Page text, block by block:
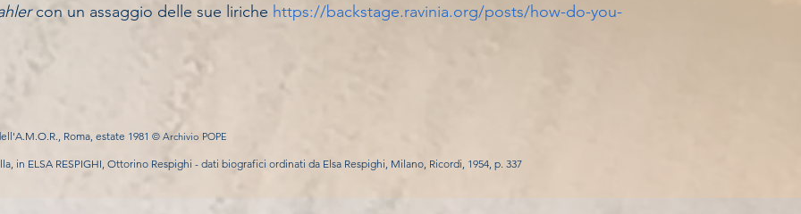
con un assaggio delle sue liriche https://backstage.ravinia.org/posts/how-do-you-
Roma, estate 1981 © Archivio POPE
in ELSA RESPIGHI, Ottorino Respighi - dati biografici ordinati da Elsa Respighi, Milano, Ricordi, 1954, p. 337